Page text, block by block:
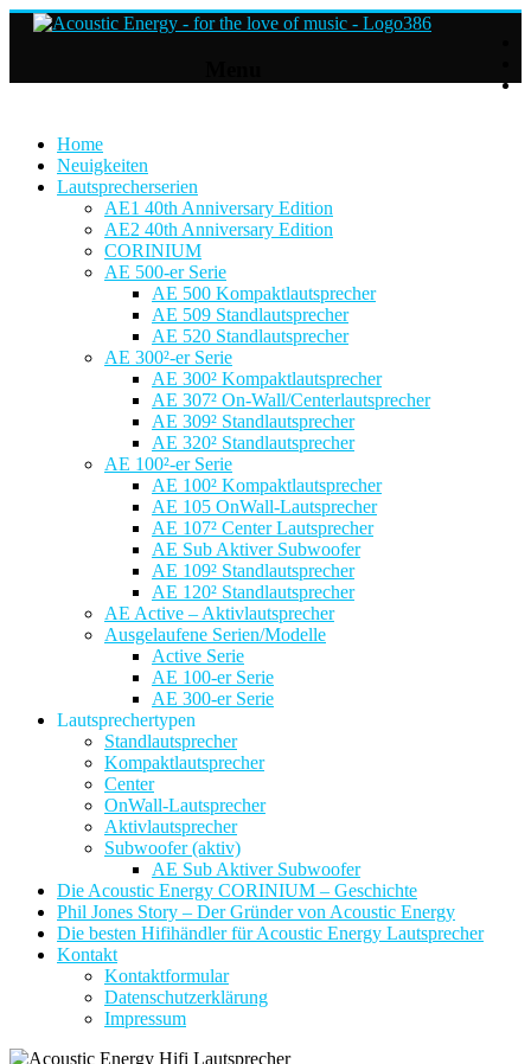
Home
Neuigkeiten
Lautsprecherserien
AE1 40th Anniversary Edition
AE2 40th Anniversary Edition
CORINIUM
AE 500-er Serie
AE 500 Kompaktlautsprecher
AE 509 Standlautsprecher
AE 520 Standlautsprecher
AE 300²-er Serie
AE 300² Kompaktlautsprecher
AE 307² On-Wall/Centerlautsprecher
AE 309² Standlautsprecher
AE 320² Standlautsprecher
AE 100²-er Serie
AE 100² Kompaktlautsprecher
AE 105 OnWall-Lautsprecher
AE 107² Center Lautsprecher
AE Sub Aktiver Subwoofer
AE 109² Standlautsprecher
AE 120² Standlautsprecher
AE Active – Aktivlautsprecher
Ausgelaufene Serien/Modelle
Active Serie
AE 100-er Serie
AE 300-er Serie
Lautsprechertypen
Standlautsprecher
Kompaktlautsprecher
Center
OnWall-Lautsprecher
Aktivlautsprecher
Subwoofer (aktiv)
AE Sub Aktiver Subwoofer
Die Acoustic Energy CORINIUM – Geschichte
Phil Jones Story – Der Gründer von Acoustic Energy
Die besten Hifihändler für Acoustic Energy Lautsprecher
Kontakt
Kontaktformular
Datenschutzerklärung
Impressum
Lautsprecher